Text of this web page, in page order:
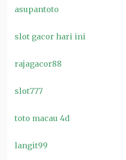
asupantoto
slot gacor hari ini
rajagacor88
slot777
toto macau 4d
langit99